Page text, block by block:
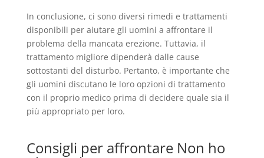
In conclusione, ci sono diversi rimedi e trattamenti
disponibili per aiutare gli uomini a affrontare il
problema della mancata erezione. Tuttavia, il
trattamento migliore dipenderà dalle cause
sottostanti del disturbo. Pertanto, è importante che
gli uomini discutano le loro opzioni di trattamento
con il proprio medico prima di decidere quale sia il
più appropriato per loro.
Consigli per affrontare Non ho